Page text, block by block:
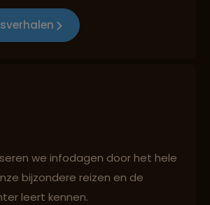
we infodagen door het hele
bijzondere reizen en de
leert kennen.